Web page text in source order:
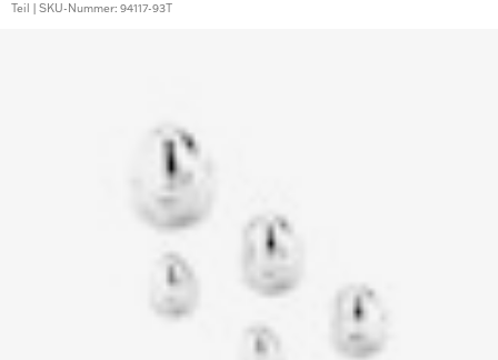
Teil | SKU-Nummer: 94117-93T